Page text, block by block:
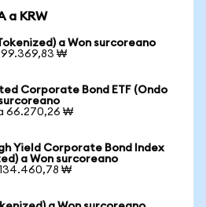
a KRW
a Won surcoreano
99.369,83 ₩
Corporate Bond ETF (Ondo
66.270,26 ₩
Yield Corporate Bond Index
a Won surcoreano
134.460,78 ₩